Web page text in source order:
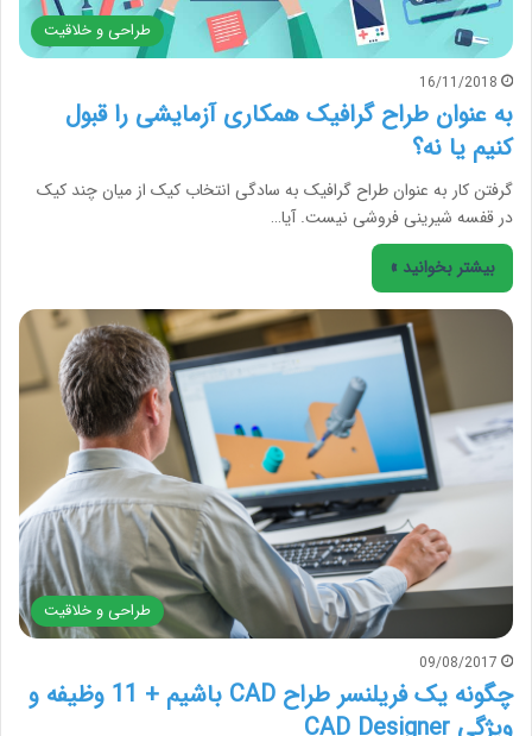
طراحی و خلاقیت
16/11/2018
به عنوان طراح گرافیک همکاری آزمایشی را قبول
کنیم یا نه؟
گرفتن کار به عنوان طراح گرافیک به سادگی انتخاب کیک از میان چند کیک
در قفسه شیرینی فروشی نیست. آیا…
بیشتر بخوانید »
طراحی و خلاقیت
09/08/2017
چگونه یک فریلنسر طراح CAD باشیم + 11 وظیفه و
ویژگی CAD Designer